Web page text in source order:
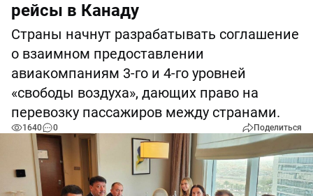
рейсы в Канаду
Страны начнут разрабатывать соглашение
о взаимном предоставлении
авиакомпаниям 3-го и 4-го уровней
«свободы воздуха», дающих право на
перевозку пассажиров между странами.
1640 0 Поделиться